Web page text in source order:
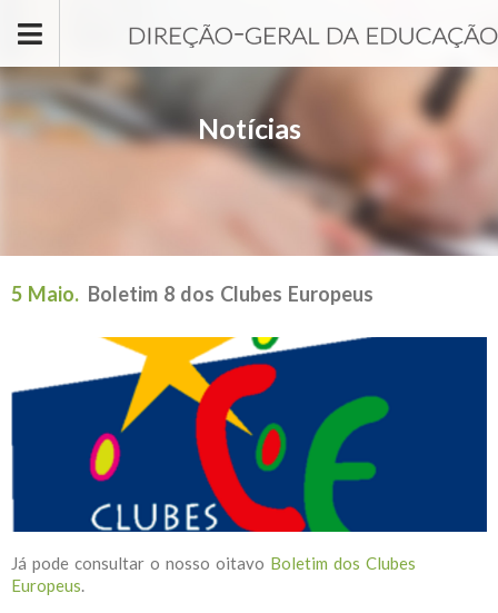
Notícias
5 Maio. Boletim 8 dos Clubes Europeus
Já pode consultar o nosso oitavo Boletim dos Clubes
Europeus.